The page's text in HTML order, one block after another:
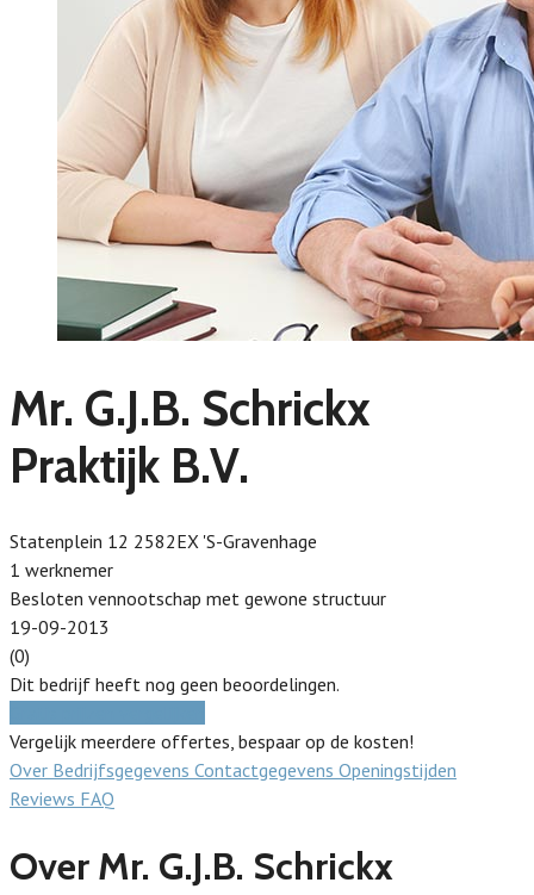
Mr. G.J.B. Schrickx
Praktijk B.V.
Statenplein 12 2582EX 'S-Gravenhage
1 werknemer
Besloten vennootschap met gewone structuur
19-09-2013
(0)
Dit bedrijf heeft nog geen beoordelingen.
Vergelijk meerdere offertes, bespaar op de kosten!
Over Bedrijfsgegevens Contactgegevens Openingstijden
Reviews FAQ
Over Mr. G.J.B. Schrickx